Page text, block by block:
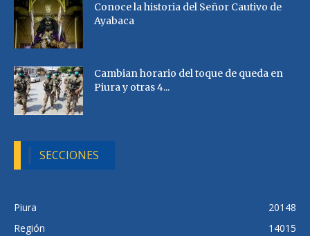
Conoce la historia del Señor Cautivo de
Ayabaca
Cambian horario del toque de queda en
Piura y otras 4...
SECCIONES
Piura
20148
Región
14015